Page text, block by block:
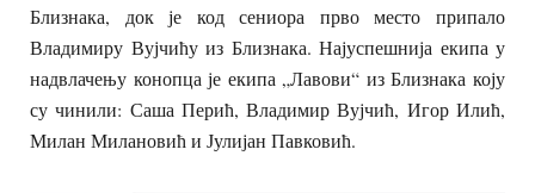
Близнака, док је код сениора прво место припало
Владимиру Вујчићу из Близнака. Најуспешнија екипа у
надвлачењу конопца је екипа „Лавови“ из Близнака коју
су чинили: Саша Перић, Владимир Вујчић, Игор Илић,
Милан Милановић и Јулијан Павковић.